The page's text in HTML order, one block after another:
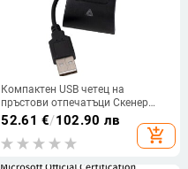
Компактен USB четец на
пръстови отпечатъци Скенер
Надеждна биометрична система
за контрол на достъпа Сензор за
пръстови отпечатъци
52.61 €/102.90 лв
add_shopping_cart